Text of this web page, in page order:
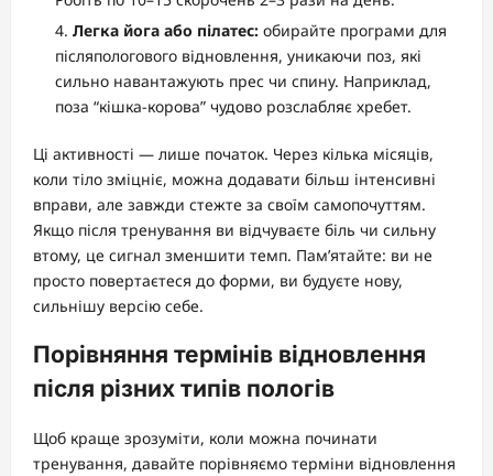
Легка йога або пілатес: обирайте програми для
післяпологового відновлення, уникаючи поз, які
сильно навантажують прес чи спину. Наприклад,
поза “кішка-корова” чудово розслабляє хребет.
Ці активності — лише початок. Через кілька місяців,
коли тіло зміцніє, можна додавати більш інтенсивні
вправи, але завжди стежте за своїм самопочуттям.
Якщо після тренування ви відчуваєте біль чи сильну
втому, це сигнал зменшити темп. Пам’ятайте: ви не
просто повертаєтеся до форми, ви будуєте нову,
сильнішу версію себе.
Порівняння термінів відновлення
після різних типів пологів
Щоб краще зрозуміти, коли можна починати
тренування, давайте порівняємо терміни відновлення